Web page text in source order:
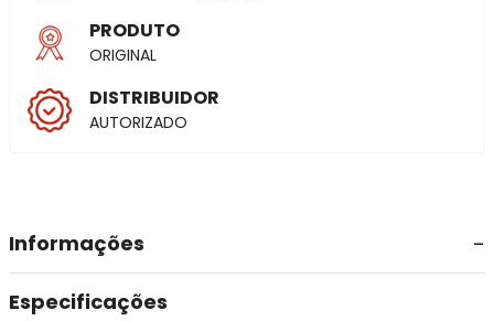
PRODUTO
ORIGINAL
DISTRIBUIDOR
AUTORIZADO
Informações
Especificações